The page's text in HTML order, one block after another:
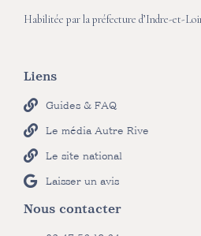
Habilitée par la préfecture d’Indre-et-
Liens
Guides & FAQ
Le média Autre Rive
Le site national
Laisser un avis
Nous contacter